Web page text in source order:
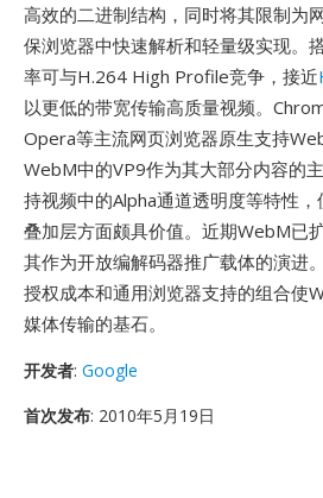
高效的二进制结构，同时将其限制为
保浏览器中快速解析和轻量级实现。
率可与H.264 High Profile竞争，接近
以更低的带宽传输高质量视频。
Opera等主流网页浏览器原生支持
WebM中的VP9作为其大部分内容的
持视频中的Alpha通道透明度等特性
叠加层方面颇具价值。近期WebM已
其作为开放编解码器推广载体的演进
授权成本和通用浏览器支持的组合使
媒体传输的基石。
开发者: Google
首次发布: 2010年5月19日